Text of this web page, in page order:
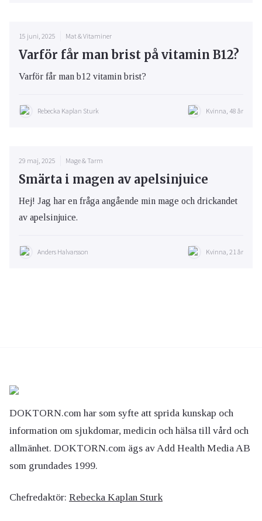
15 juni, 2025 Mat & Vitaminer
Varför får man brist på vitamin B12?
Varför får man b12 vitamin brist?
Rebecka Kaplan Sturk Kvinna, 48 år
29 maj, 2025 Mage & Tarm
Smärta i magen av apelsinjuice
Hej! Jag har en fråga angående min mage och drickandet
av apelsinjuice.
Anders Halvarsson Kvinna, 21 år
DOKTORN.com har som syfte att sprida kunskap och
information om sjukdomar, medicin och hälsa till vård och
allmänhet. DOKTORN.com ägs av Add Health Media AB
som grundades 1999.
Chefredaktör: Rebecka Kaplan Sturk